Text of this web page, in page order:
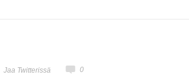
Jaa Twitterissä 0